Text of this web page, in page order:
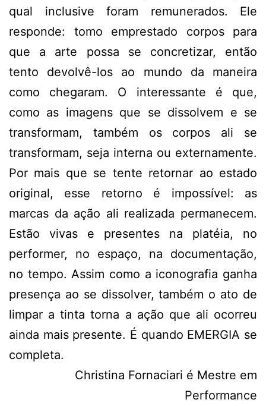
qual inclusive foram remunerados. Ele
responde: tomo emprestado corpos para
que a arte possa se concretizar, então
tento devolvê-los ao mundo da maneira
como chegaram. O interessante é que,
como as imagens que se dissolvem e se
transformam, também os corpos ali se
transformam, seja interna ou externamente.
Por mais que se tente retornar ao estado
original, esse retorno é impossível: as
marcas da ação ali realizada permanecem.
Estão vivas e presentes na platéia, no
performer, no espaço, na documentação,
no tempo. Assim como a iconografia ganha
presença ao se dissolver, também o ato de
limpar a tinta torna a ação que ali ocorreu
ainda mais presente. É quando EMERGIA se
completa.
Christina Fornaciari é Mestre em
Performance